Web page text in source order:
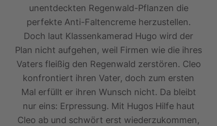
unentdeckten Regenwald-Pflanzen die
perfekte Anti-Faltencreme herzustellen.
Doch laut Klassenkamerad Hugo wird der
Plan nicht aufgehen, weil Firmen wie die ihres
Vaters fleißig den Regenwald zerstören. Cleo
konfrontiert ihren Vater, doch zum ersten
Mal erfüllt er ihren Wunsch nicht. Da bleibt
nur eins: Erpressung. Mit Hugos Hilfe haut
Cleo ab und schwört erst wiederzukommen,